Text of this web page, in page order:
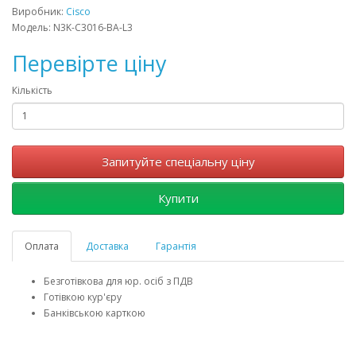
Виробник: Cisco
Модель: N3K-C3016-BA-L3
Перевірте ціну
Кількість
Запитуйте спеціальну ціну
Купити
Оплата Доставка Гарантія
Безготівкова для юр. осіб з ПДВ
Готівкою кур'єру
Банківською карткою